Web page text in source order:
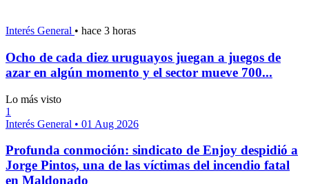
Interés General • hace 3 horas
Ocho de cada diez uruguayos juegan a juegos de
azar en algún momento y el sector mueve 700...
Lo más visto
1
Interés General • 01 Aug 2026
Profunda conmoción: sindicato de Enjoy despidió a
Jorge Pintos, una de las víctimas del incendio fatal
en Maldonado